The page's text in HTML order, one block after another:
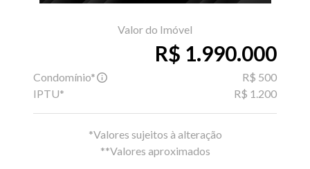
Valor do Imóvel
R$ 1.990.000
Condomínio*
R$ 500
IPTU*
R$ 1.200
*Valores sujeitos à alteração
**Valores aproximados